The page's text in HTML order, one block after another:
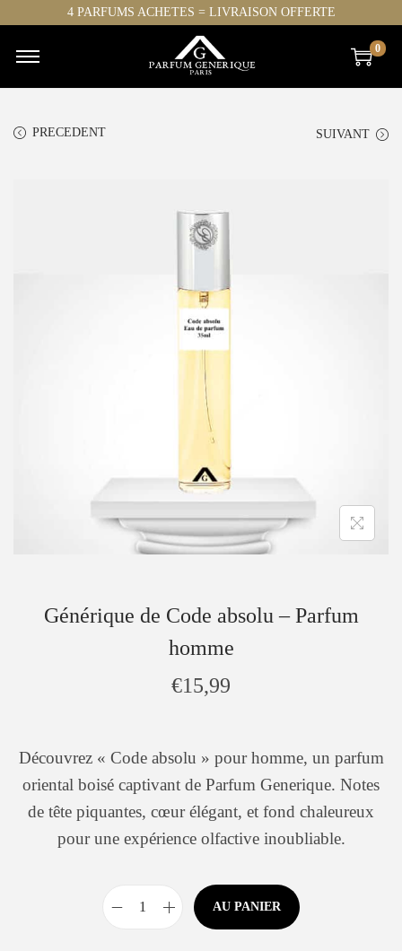
4 PARFUMS ACHETES = LIVRAISON OFFERTE
0
PRECEDENT SUIVANT
Générique de Code absolu – Parfum
homme
€15,99
Découvrez « Code absolu » pour homme, un parfum
oriental boisé captivant de Parfum Generique. Notes
de tête piquantes, cœur élégant, et fond chaleureux
pour une expérience olfactive inoubliable.
AU PANIER